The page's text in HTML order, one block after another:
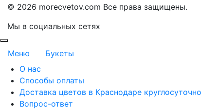
© 2026 morecvetov.com Все права защищены.
Мы в социальных сетях
Меню
Букеты
О нас
Способы оплаты
Доставка цветов в Краснодаре круглосуточно
Вопрос-ответ